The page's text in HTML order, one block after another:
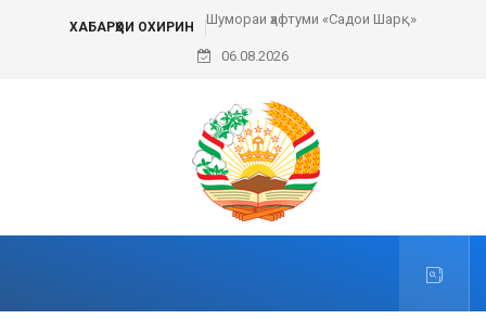
ХАБАРҲОИ ОХИРИН Шумораи ҳафтуми «Садои Шарқ»
06.08.2026